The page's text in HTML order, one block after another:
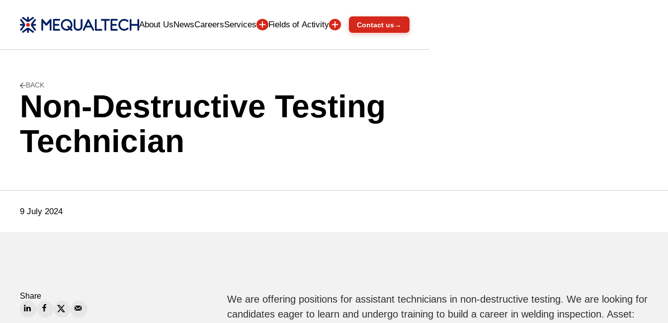
About UsNewsCareersServices Fields of Activity Contact us→
BACK
Non-Destructive Testing
Technician
9 July 2024
Share
We are offering positions for assistant technicians in non-destructive testing. We are looking for
candidates eager to learn and undergo training to build a career in welding inspection. Asset: